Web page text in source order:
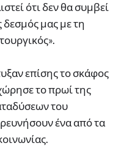
ότι δεν θα συμβεί
δεσμός μας με τη
επίσης το σκάφος
το πρωί της
του
ένα από τα